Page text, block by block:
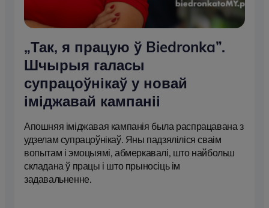
„Так, я працую ў Biedronka”.
Шчырыя галасы
супрацоўнікаў у новай
іміджавай кампаніі
Апошняя іміджавая кампанія была распрацавана з
удзелам супрацоўнікаў. Яны падзяліліся сваім
вопытам і эмоцыямі, абмеркавалі, што найбольш
складана ў працы і што прыносіць ім
задавальненне.